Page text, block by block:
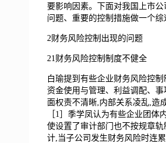
要影响因素。下面对我国上市
问题、重要的控制措施做一个综
2财务风险控制出现的问题
21财务风险控制制度不健全
白瑜提到有些企业财务风险控
资金使用与管理、利益调配、
面权责不清晰,内部关系凌乱,造
［1］季学凤认为有些企业团体
使设置了审计部门也不按规章
计,当子公司发生财务风险时连累